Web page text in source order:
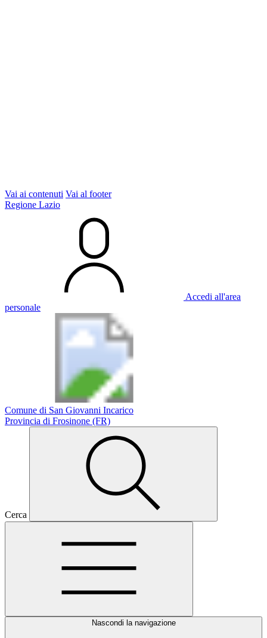
Vai ai contenuti Vai al footer
Regione Lazio
Accedi all'area
personale
Comune di San Giovanni Incarico
Provincia di Frosinone (FR)
Cerca
Nascondi la navigazione